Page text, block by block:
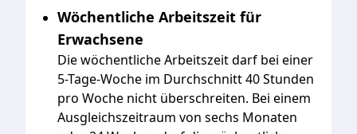
Wöchentliche Arbeitszeit für
Erwachsene
Die wöchentliche Arbeitszeit darf bei einer
5-Tage-Woche im Durchschnitt 40 Stunden
pro Woche nicht überschreiten. Bei einem
Ausgleichszeitraum von sechs Monaten